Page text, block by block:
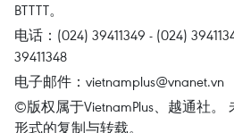
BTTTT。
电话：(024) 39411349 - (024)
39411348
电子邮件： vietnamplus@vnanet.vn
©版权属于VietnamPlus、越通社
形式的复制与转载。